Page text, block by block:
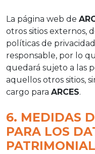
La página web de
otros sitios externos,
políticas de
responsable, por lo
quedará sujeto a las
aquellos otros sitios,
cargo para ARCES.
6. MEDIDAS
PARA LOS